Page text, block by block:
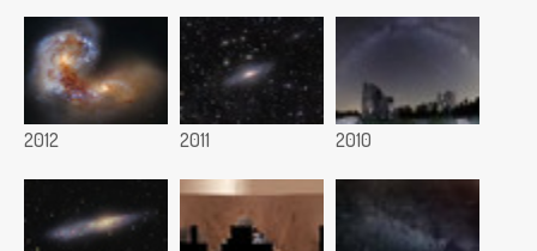
2012 2011 2010